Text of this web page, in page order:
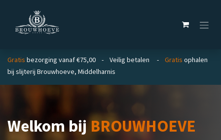
Gratis bezorging vanaf €75,00 - Veilig betalen - Gratis ophalen
bij slijterij Brouwhoeve, Middelharnis
Welkom bijBROUWHOEVE